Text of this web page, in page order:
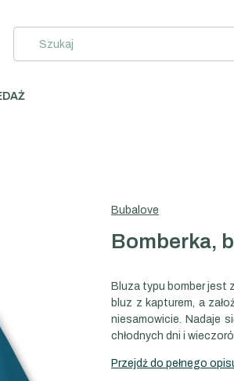
Bubalove
Bomberka,
Bluza typu bomber jest
bluz z kapturem, a
niesamowicie. Nadaje
chłodnych dni i
Przejdź do pełnego